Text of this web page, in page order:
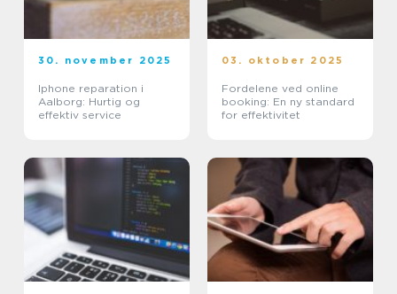
30. november 2025
Iphone reparation i
Aalborg: Hurtig og
effektiv service
03. oktober 2025
Fordelene ved online
booking: En ny standard
for effektivitet